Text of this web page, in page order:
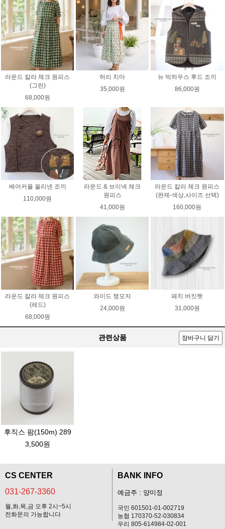
라운드 칼라 체크 원피스
(그린)
68,000원
허리 치마
35,000원
뉴 빅하우스 후드 조끼
86,000원
베어커플 울리넨 조끼
110,000원
라운드 & 브이넥 체크
원피스
41,000원
라운드 칼라 체크 원피스
(완제-색상,사이즈 선택)
160,000원
라운드 칼라 체크 원피스
(레드)
68,000원
와이드 챙모자
24,000원
패치 버킷햇
31,000원
관련상품 장바구니 담기
후직스 팜(150m) 289
3,500원
CS CENTER
031-267-3360
월,화,목,금 오후 2시~5시
전화문의 가능합니다
BANK INFO
예금주 : 양미정
국민 601501-01-002719
농협 170370-52-030834
우리 805-614984-02-001